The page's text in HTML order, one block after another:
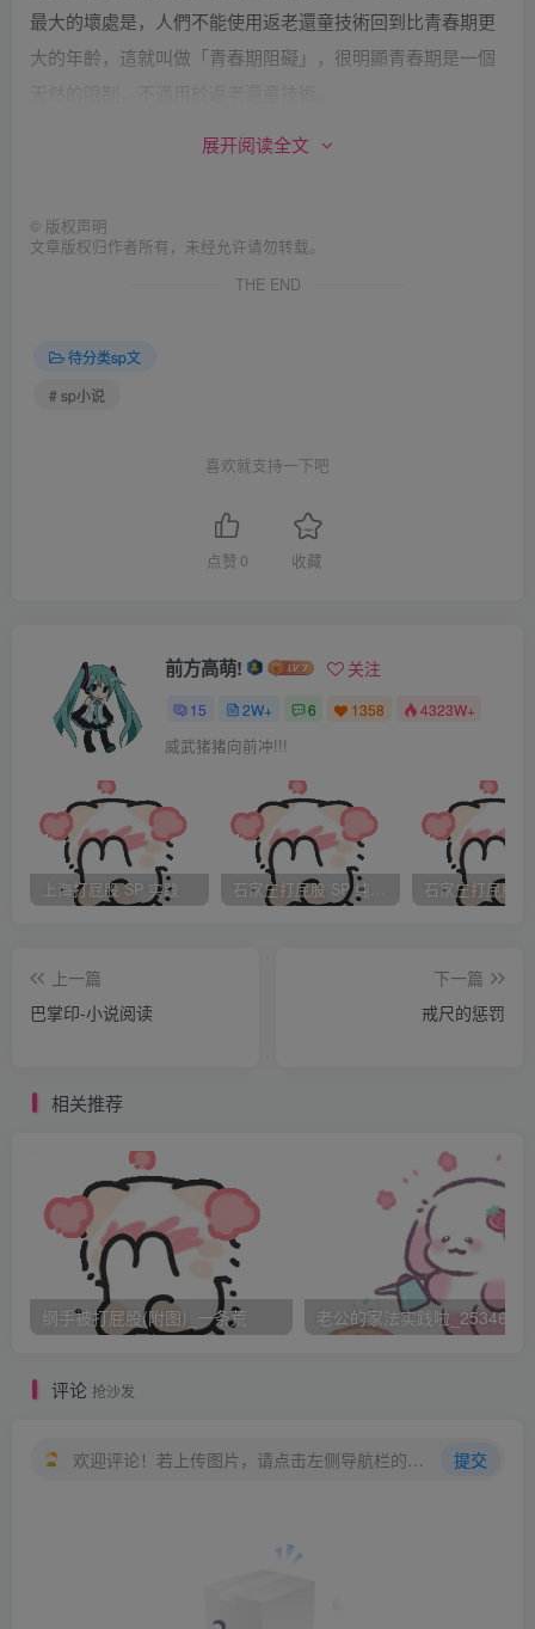
最大的壞處是，人們不能使用返老還童技術回到比青春期更
大的年齡，這就叫做「青春期阻礙」，很明顯青春期是一個
容易的，但有可能什麼東西都不成熟。明顯的，在基因模組
們需要的輔導和訓練。現在我們知道，人類的判斷力與情感
上的成熟度有部份會隨著身體的年齡變化，還童者也許會保
有的還童者都會像孩子一樣擁有監護人，必須在有責任感的
成人監督下成長。就算是今天，還是有很多還童者對於這樣
的組合感到麻煩，他們青春期的情感問題導致損失了部份自
提供人們在青春期開始之前，有足夠的時間去適應童年。而
且每個孩子，不論是還童者還是出生沒多久的孩子；不論是
自願返老還童的人還是服刑的犯人，都必須至少有一個監護
當美樂蒂從返老還童室出來後，很快的，美樂蒂被介紹給她
的新父母喬西和瑪麗。在她的第一次童年時間裡，美樂蒂將
打（有時也會接受），當然的，他們是被允許並且被鼓勵的
傷害，他們則會接到懲戒或罰金。這項專案是由社會局計
畫，既能讓罪犯接受處罰又能盡快復原，這也能幫助輕刑犯
緩刑當個自由的還童者……如果美樂蒂表現得好，讓法官覺
得她有充分的悔改，她的下一次童年將會由擁有合格證照的
父母來照顧，像是他們自己的孩子，雖然對美樂蒂而言是會
認為二十世紀讓孩子在自由中學習是個失敗實驗，孩子將再
判決，美樂蒂就會發現她的屁股將受到另外六年的嚴厲處
瑪麗大力抓住美樂蒂的手臂將她拉了起來，美樂蒂的長袍幾
展开阅读全文
© 版权声明
文章版权归作者所有，未经允许请勿转载。
THE END
待分类sp文
# sp小说
喜欢就支持一下吧
点赞 0 收藏
前方高萌! 关注
15 2W+ 6 1358 4323W+
威武猪猪向前冲!!!
上海打屁股 SP 实践 石家庄打屁股 SP 纯实践
上一篇
巴掌印-小说阅读
下一篇
戒尺的惩罚
相关推荐
纲手被打屁股(附图)_一条荒 老公的家法实践啦
评论 抢沙发
欢迎评论！若上传图片，请点击左侧导航栏的图床工具，获取图片链接。 提交